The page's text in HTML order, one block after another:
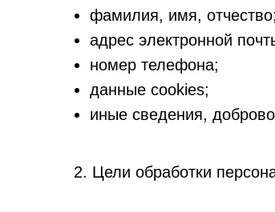
фамилия, имя, отчество;
адрес электронной
номер телефона;
данные cookies;
иные сведения,
2. Цели обработки